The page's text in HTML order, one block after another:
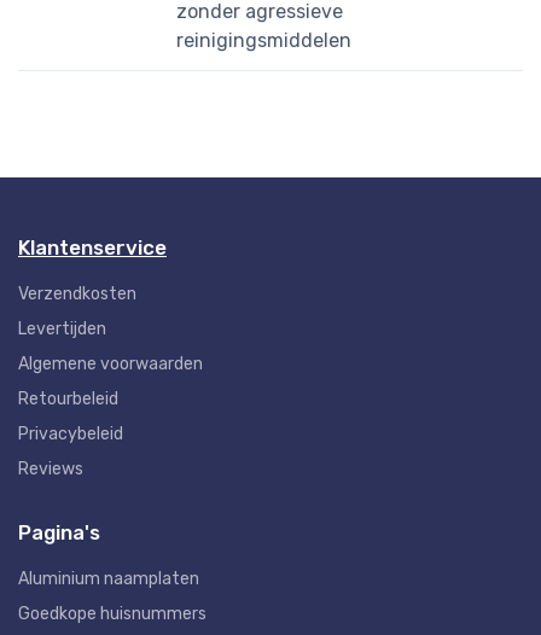
zonder agressieve
reinigingsmiddelen
Klantenservice
Verzendkosten
Levertijden
Algemene voorwaarden
Retourbeleid
Privacybeleid
Reviews
Pagina's
Aluminium naamplaten
Goedkope huisnummers